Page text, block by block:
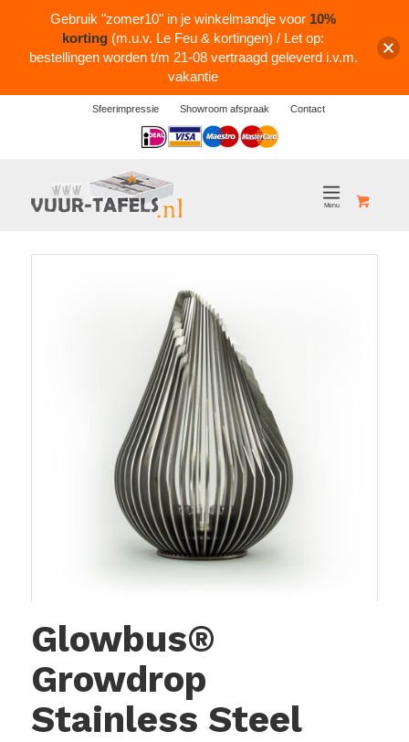
Sfeerimpressie Showroom afspraak Contact
Logos
Glowbus®
Growdrop
Stainless Steel
Gebruik "zomer10" in je winkelmandje voor 10%
korting (m.u.v. Le Feu & kortingen) / Let op:
bestellingen worden t/m 21-08 vertraagd geleverd i.v.m.
vakantie